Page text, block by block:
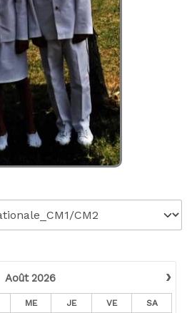
›
Août 2026
ME JE VE SA